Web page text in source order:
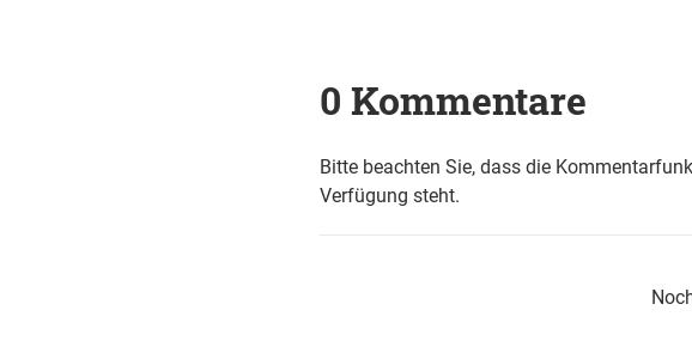
0 Kommentare
Bitte beachten Sie, dass die
Verfügung steht.